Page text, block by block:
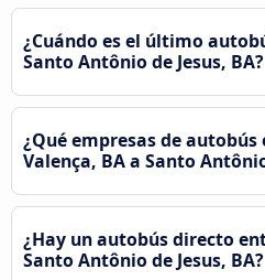
¿Cuándo es el último
Santo Antônio de Jesus, BA?
¿Qué empresas de
Valença, BA a Santo
¿Hay un autobús directo
Santo Antônio de Jesus, BA?